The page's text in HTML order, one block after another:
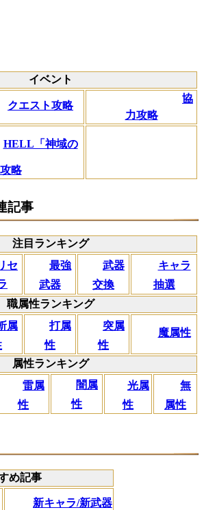
イベント
クエスト攻略
協
力攻略
HELL「神域の
略
記事
注目ランキング
セ
最強
武器
武器
交換
キャラ
抽選
職属性ランキング
属
打属
性
突属
性
魔属性
属性ランキング
雷属
性
闇属
性
光属
性
無
属性
め記事
新キャラ/新武器